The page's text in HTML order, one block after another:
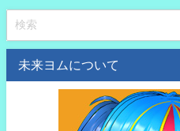
未来ヨムについて